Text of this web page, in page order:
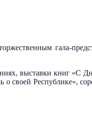
гала-
выставки книг «С
о своей Республике»,